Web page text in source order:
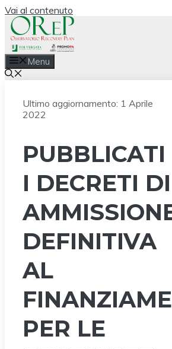
Vai al contenuto
Menu
Ultimo aggiornamento: 1 Aprile
2022
PUBBLICATI
I DECRETI DI
DEFINITIVA
AL
PER LE